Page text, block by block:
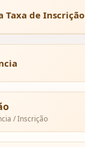
Taxa de Inscrição
/ Inscrição